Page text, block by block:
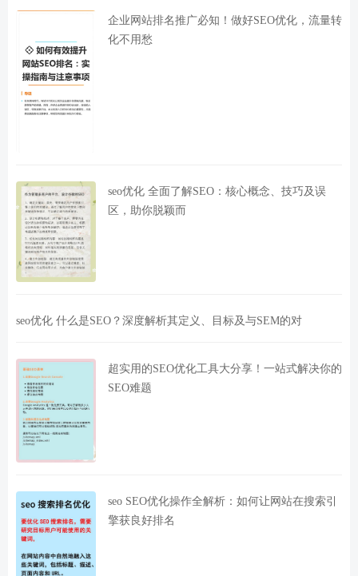
企业网站排名推广必知！做好SEO优化，流量转
化不用愁
seo优化 全面了解SEO：核心概念、技巧及误
区，助你脱颖而
seo优化 什么是SEO？深度解析其定义、目标及与SEM的对
超实用的SEO优化工具大分享！一站式解决你的
SEO难题
seo SEO优化操作全解析：如何让网站在搜索引
擎获良好排名